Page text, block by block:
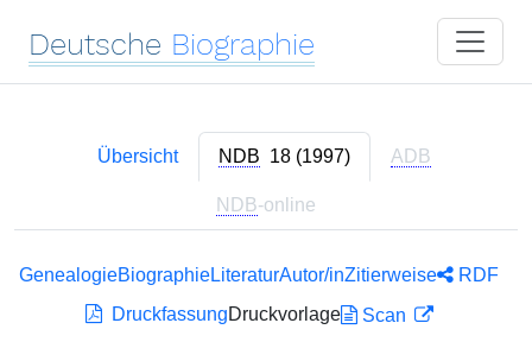
Deutsche Biographie
Übersicht NDB 18 (1997) ADB
NDB-online
GenealogieBiographieLiteraturAutor/inZitierweise
RDF
DruckfassungDruckvorlage
Scan